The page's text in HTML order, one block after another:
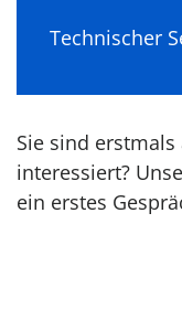
Technischer
Sie sind
interessiert?
ein erstes